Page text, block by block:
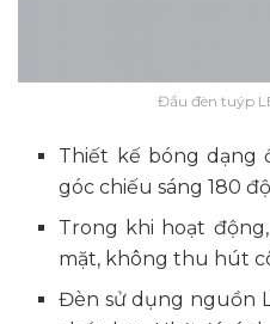
Đầu đèn tuýp
Thiết kế bóng dạng
góc chiếu sáng 180 độ
Trong khi hoạt
mặt, không thu hút
Đèn sử dụng nguồn